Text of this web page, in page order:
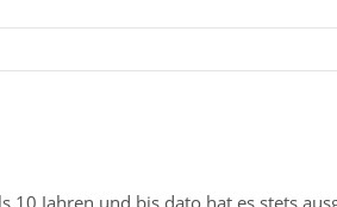
Jahren und bis dato hat es stets